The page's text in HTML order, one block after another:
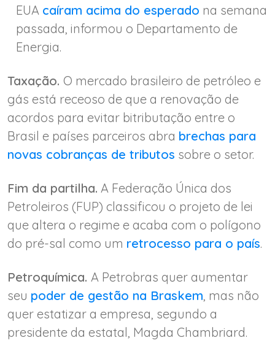
EUA caíram acima do esperado na semana
passada, informou o Departamento de
Energia.
Taxação. O mercado brasileiro de petróleo e
gás está receoso de que a renovação de
acordos para evitar bitributação entre o
Brasil e países parceiros abra brechas para
novas cobranças de tributos sobre o setor.
Fim da partilha. A Federação Única dos
Petroleiros (FUP) classificou o projeto de lei
que altera o regime e acaba com o polígono
do pré-sal como um retrocesso para o país.
Petroquímica. A Petrobras quer aumentar
seu poder de gestão na Braskem , mas não
quer estatizar a empresa, segundo a
presidente da estatal, Magda Chambriard.